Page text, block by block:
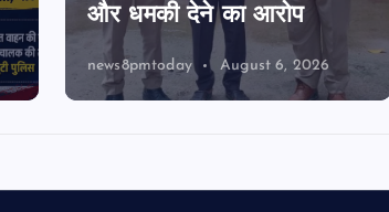
और धमकी देने का आरोप
news8pmtoday August 6, 2026